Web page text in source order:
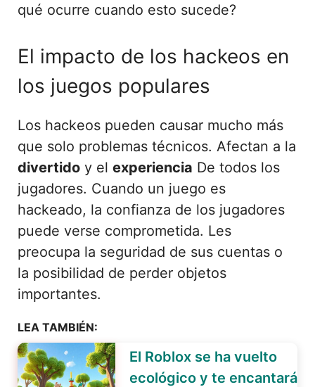
qué ocurre cuando esto sucede?
El impacto de los hackeos en
los juegos populares
Los hackeos pueden causar mucho más
que solo problemas técnicos. Afectan a la
divertido y el experiencia De todos los
jugadores. Cuando un juego es
hackeado, la confianza de los jugadores
puede verse comprometida. Les
preocupa la seguridad de sus cuentas o
la posibilidad de perder objetos
importantes.
LEA TAMBIÉN:
El Roblox se ha vuelto
ecológico y te encantará